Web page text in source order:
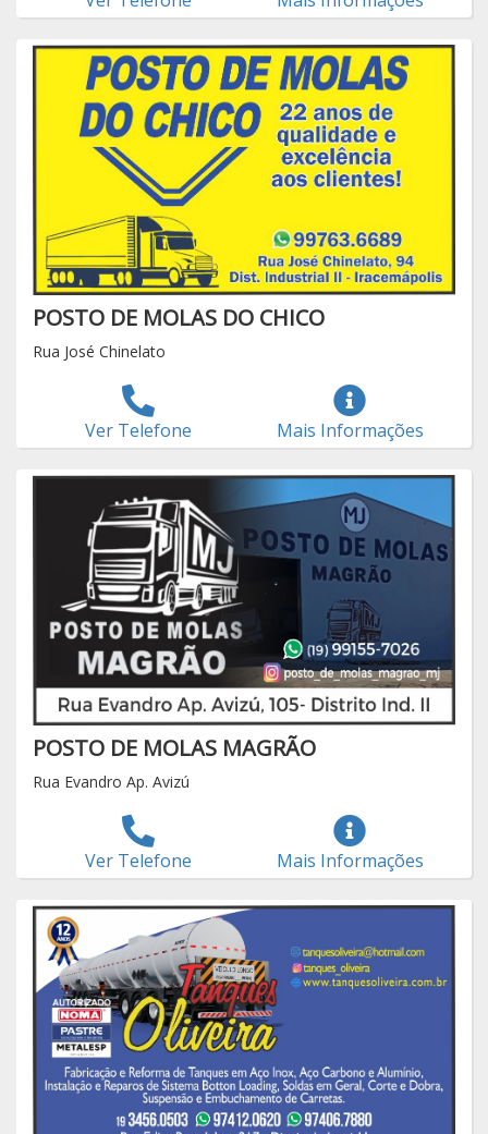
POSTO DE MOLAS DO CHICO
Rua José Chinelato
Ver Telefone Mais Informações
POSTO DE MOLAS MAGRÃO
Rua Evandro Ap. Avizú
Ver Telefone Mais Informações